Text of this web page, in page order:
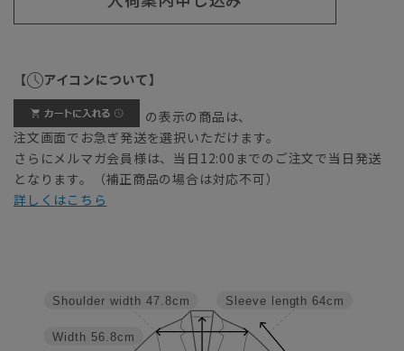
【 アイコンについて】
の表示の商品は、
注文画面でお急ぎ発送を選択いただけます。
さらにメルマガ会員様は、当日12:00までのご注文で当日発送
となります。（補正商品の場合は対応不可）
詳しくはこちら
Sleeve length 64cm
Width 56.8cm
Shoulder width 47.8cm